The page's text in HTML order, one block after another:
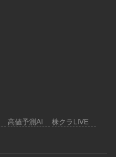
高値予測AI 株クラLIVE